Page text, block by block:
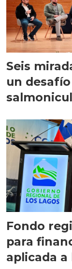
Seis
un
Fondo
para
aplicada